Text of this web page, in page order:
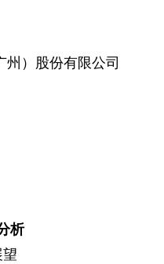
）股份有限公司
析